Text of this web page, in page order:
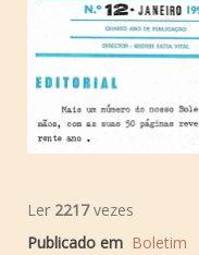
Ler 2217vezes
Publicado em Boletim